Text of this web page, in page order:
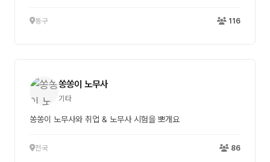
동구 116
쏭쏭이 노무사
기타
쏭쏭이 노무사와 취업 & 노무사 시험을 뽀개요
전국 86